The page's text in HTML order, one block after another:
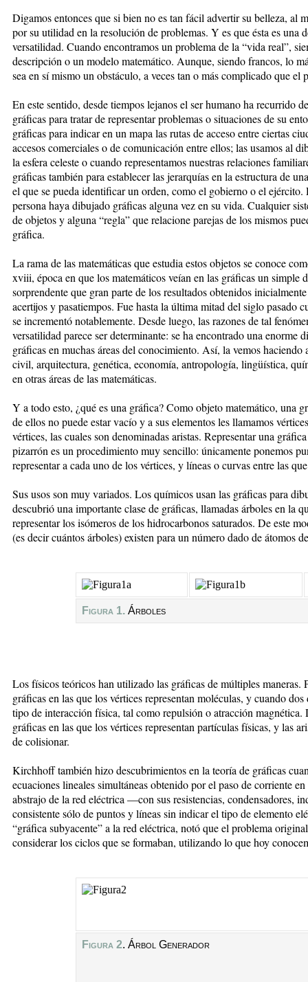
Digamos entonces que si bien no es tan fácil advertir su belleza, al
por su utilidad en la resolución de problemas. Y es que ésta es una
versatilidad. Cuando encontramos un problema de la “vida real”,
descripción o un modelo matemático. Aunque, siendo francos, lo
sea en sí mismo un obstáculo, a veces tan o más complicado que el
En este sentido, desde tiempos lejanos el ser humano ha recurrido
gráficas para tratar de representar problemas o situaciones de su
gráficas para indicar en un mapa las rutas de acceso entre ciertas
accesos comerciales o de comunicación entre ellos; las usamos al
la esfera celeste o cuando representamos nuestras relaciones
gráficas también para establecer las jerarquías en la estructura de
el que se pueda identificar un orden, como el gobierno o el ejército.
persona haya dibujado gráficas alguna vez en su vida. Cualquier
de objetos y alguna “regla” que relacione parejas de los mismos
gráfica.
La rama de las matemáticas que estudia estos objetos se conoce
xviii, época en que los matemáticos veían en las gráficas un simple
sorprendente que gran parte de los resultados obtenidos
acertijos y pasatiempos. Fue hasta la última mitad del siglo pasado
se incrementó notablemente. Desde luego, las razones de tal
versatilidad parece ser determinante: se ha encontrado una enorme
gráficas en muchas áreas del conocimiento. Así, la vemos
civil, arquitectura, genética, economía, antropología, lingüística,
en otras áreas de las matemáticas.
Y a todo esto, ¿qué es una gráfica? Como objeto matemático, una
de ellos no puede estar vacío y a sus elementos les llamamos
vértices, las cuales son denominadas aristas. Representar una
pizarrón es un procedimiento muy sencillo: únicamente ponemos
representar a cada uno de los vértices, y líneas o curvas entre las
Sus usos son muy variados. Los químicos usan las gráficas para
descubrió una importante clase de gráficas, llamadas árboles en la
representar los isómeros de los hidrocarbonos saturados. De este
(es decir cuántos árboles) existen para un número dado de átomos
Figura 1. Árboles
Los físicos teóricos han utilizado las gráficas de múltiples maneras.
gráficas en las que los vértices representan moléculas, y cuando
tipo de interacción física, tal como repulsión o atracción magnética.
gráficas en las que los vértices representan partículas físicas, y las
de colisionar.
Kirchhoff también hizo descubrimientos en la teoría de gráficas
ecuaciones lineales simultáneas obtenido por el paso de corriente
abstrajo de la red eléctrica —con sus resistencias, condensadores,
consistente sólo de puntos y líneas sin indicar el tipo de elemento
“gráfica subyacente” a la red eléctrica, notó que el problema
considerar los ciclos que se formaban, utilizando lo que hoy
Figura 2. Árbol Generador